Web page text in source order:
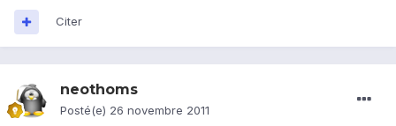
Citer
neothoms
Posté(e) 26 novembre 2011